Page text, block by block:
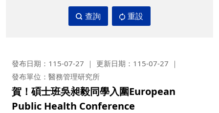
查詢 重設
發布日期：115-07-27
更新日期：115-07-27
發布單位：醫務管理研究所
賀！碩士班吳昶毅同學入圍European
Public Health Conference